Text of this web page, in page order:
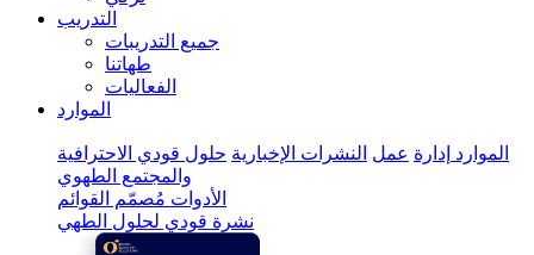
التدريب
جميع التدريبات
طهاتنا
الفعاليات
الموارد
الموارد إدارة عمل النشرات الإخبارية حلول قودي الاحترافية
والمجتمع الطهوي
الأدوات مُصمّم القوائم
نشرة قودي لحلول الطهي